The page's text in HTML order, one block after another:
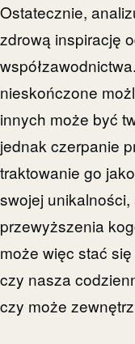
Ostatecznie,
zdrową inspirację
nieskończone
innych może być
jednak czerpanie
traktowanie go
swojej
przewyższenia
może więc stać
czy nasza
czy może